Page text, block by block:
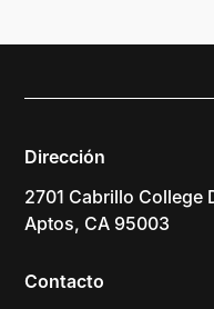
Dirección
2701 Cabrillo College
Aptos, CA 95003
Contacto